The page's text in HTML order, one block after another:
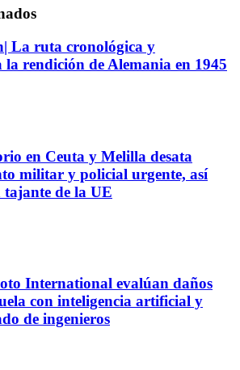
La ruta cronológica y
rendición de Alemania en 1945
en Ceuta y Melilla desata
militar y policial urgente, así
tajante de la UE
International evalúan daños
con inteligencia artificial y
de ingenieros